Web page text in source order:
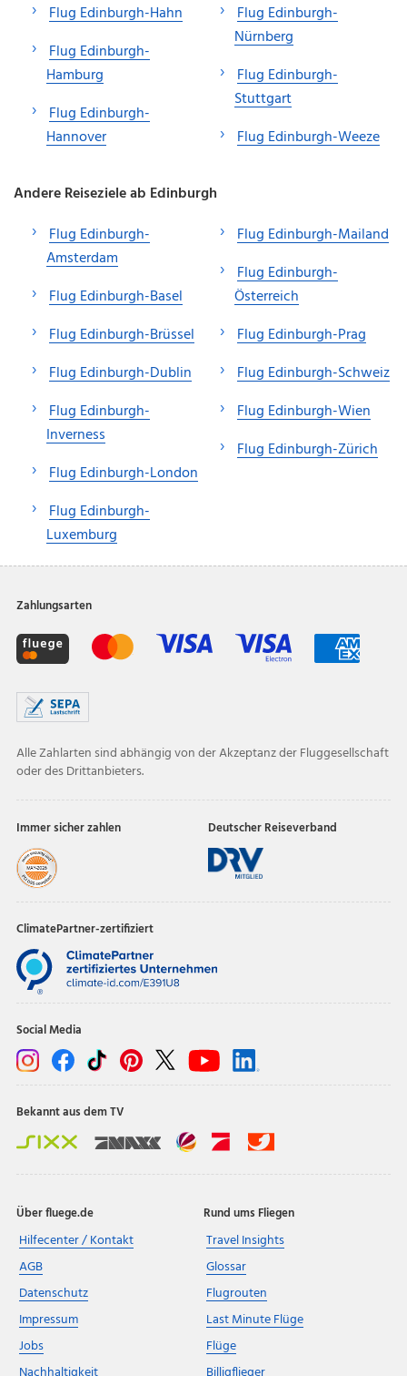
Flug Edinburgh-Hahn
Flug Edinburgh-
Hamburg
Flug Edinburgh-
Hannover
Flug Edinburgh-
Nürnberg
Flug Edinburgh-
Stuttgart
Flug Edinburgh-Weeze
Andere Reiseziele ab Edinburgh
Flug Edinburgh-
Amsterdam
Flug Edinburgh-Basel
Flug Edinburgh-Brüssel
Flug Edinburgh-Dublin
Flug Edinburgh-
Inverness
Flug Edinburgh-London
Flug Edinburgh-
Luxemburg
Flug Edinburgh-Mailand
Flug Edinburgh-
Österreich
Flug Edinburgh-Prag
Flug Edinburgh-Schweiz
Flug Edinburgh-Wien
Flug Edinburgh-Zürich